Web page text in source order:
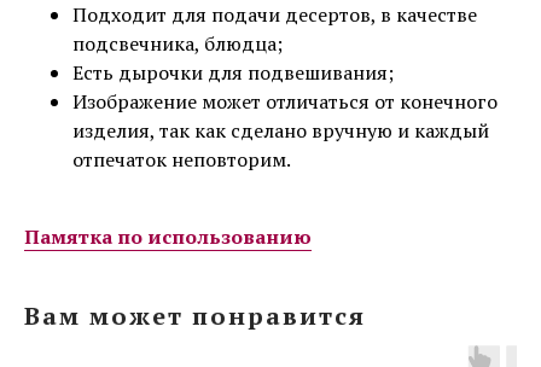
Подходит для подачи десертов, в качестве
подсвечника, блюдца;
Есть дырочки для подвешивания;
Изображение может отличаться от конечного
изделия, так как сделано вручную и каждый
отпечаток неповторим.
Памятка по использованию
Вам может понравится